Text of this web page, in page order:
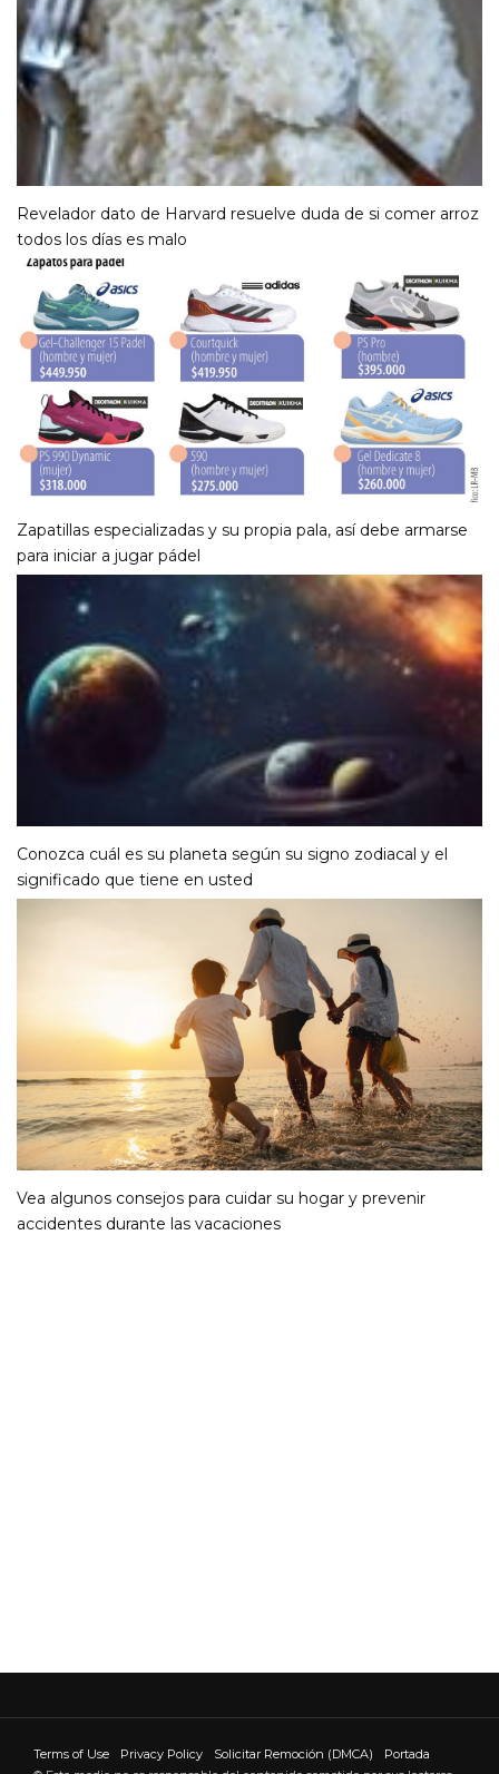
Revelador dato de Harvard resuelve duda de si comer arroz
todos los días es malo
Zapatillas especializadas y su propia pala, así debe armarse
para iniciar a jugar pádel
Conozca cuál es su planeta según su signo zodiacal y el
significado que tiene en usted
Vea algunos consejos para cuidar su hogar y prevenir
accidentes durante las vacaciones
Terms of Use Privacy Policy Solicitar Remoción (DMCA)
Portada